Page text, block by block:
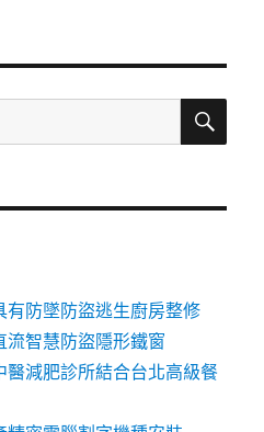
搜
有防墜防盜逃生廚房整修
流智慧防盜隱形鐵窗
醫減肥診所結合台北高級餐